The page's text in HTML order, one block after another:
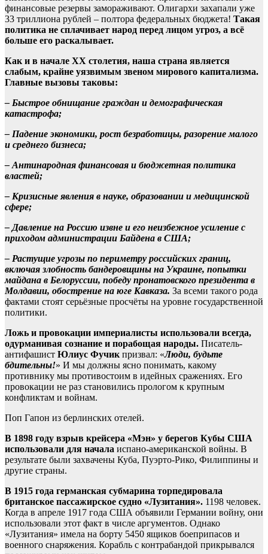
финансовые резервы замораживают. Олигархи захапали уже
33 триллиона рублей – полтора федеральных бюджета! Такая
политика не сплачивает народ перед лицом угроз, а всё
больше его раскалывает.
Как и в начале XX столетия, наша страна является
слабым, крайне уязвимым звеном мирового капитализма.
Главные вызовы таковы:
– Быстрое обнищание граждан и демографическая
катастрофа;
– Падение экономики, рост безработицы, разорение малого
и среднего бизнеса;
– Антинародная финансовая и бюджетная политика
властей;
– Кризисные явления в науке, образовании и медицинской
сфере;
– Давление на Россию извне и его неизбежное усиление с
приходом администрации Байдена в США;
– Растущие угрозы по периметру российских границ,
включая злобность бандеровщины на Украине, попытки
майдана в Белоруссии, победу пронатовского президента в
Молдавии, обострение на юге Кавказа. За всеми такого рода
фактами стоят серьёзные просчёты на уровне государственной
политики.
Ложь и провокации империалисты использовали всегда,
одурманивая сознание и порабощая народы. Писатель-
антифашист Юлиус Фучик призвал: «Люди, будьте
бдительны!» И мы должны ясно понимать, какому
противнику мы противостоим в идейных сражениях. Его
провокации не раз становились прологом к крупным
конфликтам и войнам.
Поп Гапон из берлинских отелей.
В 1898 году взрыв крейсера «Мэн» у берегов Кубы США
использовали для начала испано-американской войны. В
результате были захвачены Куба, Пуэрто-Рико, Филиппины и
другие страны.
В 1915 года германская субмарина торпедировала
британское пассажирское судно «Лузитания». 1198 человек.
Когда в апреле 1917 года США объявили Германии войну, они
использовали этот факт в числе аргументов. Однако
«Лузитания» имела на борту 5450 ящиков боеприпасов и
военного снаряжения. Корабль с контрабандой прикрывался